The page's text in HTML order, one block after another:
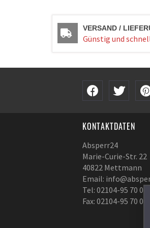
VERSAND /
Günstig und
KONTAKTDATEN
Absperr24
Marie-Curie-Str. 22
40822 Mettmann
Email:
Tel: 02104-95 70 00
Fax: 02104-95 70 020